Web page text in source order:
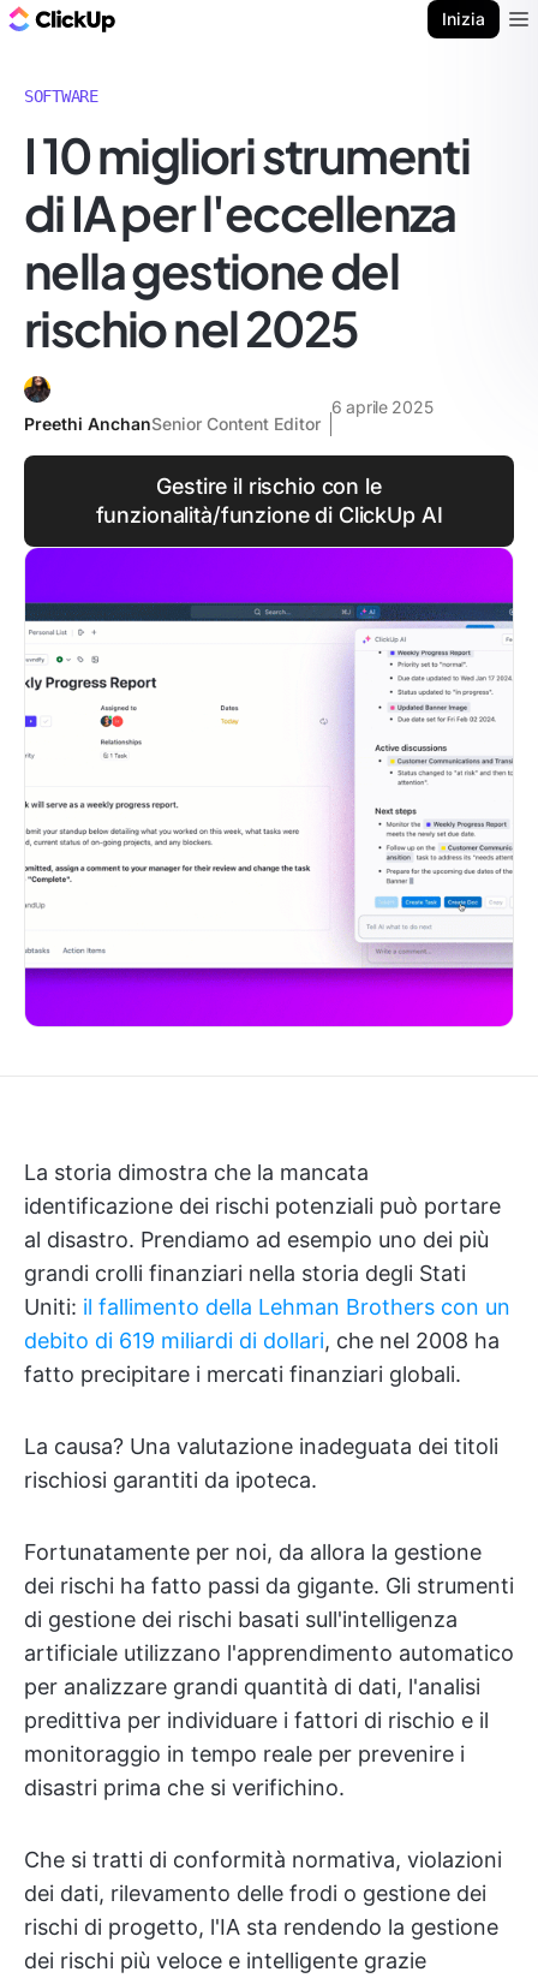
Inizia
SOFTWARE
I 10 migliori strumenti
di IA per l'eccellenza
nella gestione del
rischio nel 2025
Preethi AnchanSenior Content Editor
6 aprile 2025
Gestire il rischio con le
funzionalità/funzione di ClickUp AI
La storia dimostra che la mancata
identificazione dei rischi potenziali può portare
al disastro. Prendiamo ad esempio uno dei più
grandi crolli finanziari nella storia degli Stati
Uniti: il fallimento della Lehman Brothers con un
debito di 619 miliardi di dollari, che nel 2008 ha
fatto precipitare i mercati finanziari globali.
La causa? Una valutazione inadeguata dei titoli
rischiosi garantiti da ipoteca.
Fortunatamente per noi, da allora la gestione
dei rischi ha fatto passi da gigante. Gli strumenti
di gestione dei rischi basati sull'intelligenza
artificiale utilizzano l'apprendimento automatico
per analizzare grandi quantità di dati, l'analisi
predittiva per individuare i fattori di rischio e il
monitoraggio in tempo reale per prevenire i
disastri prima che si verifichino.
Che si tratti di conformità normativa, violazioni
dei dati, rilevamento delle frodi o gestione dei
rischi di progetto, l'IA sta rendendo la gestione
dei rischi più veloce e intelligente grazie